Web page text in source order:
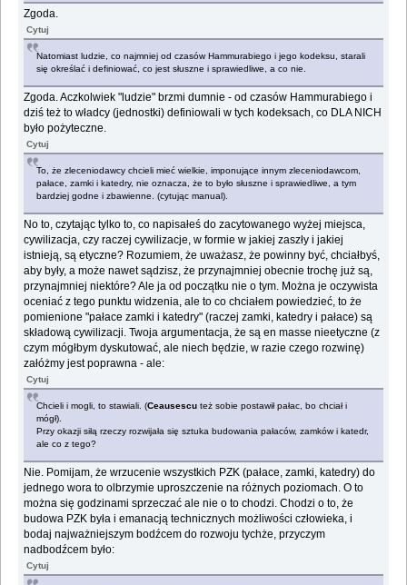
Zgoda.
Cytuj
Natomiast ludzie, co najmniej od czasów Hammurabiego i jego kodeksu, starali
się określać i definiować, co jest słuszne i sprawiedliwe, a co nie.
Zgoda. Aczkolwiek "ludzie" brzmi dumnie - od czasów Hammurabiego i
dziś też to władcy (jednostki) definiowali w tych kodeksach, co DLA NICH
było pożyteczne.
Cytuj
To, że zleceniodawcy chcieli mieć wielkie, imponujące innym zleceniodawcom,
pałace, zamki i katedry, nie oznacza, że to było słuszne i sprawiedliwe, a tym
bardziej godne i zbawienne. (cytując manual).
No to, czytając tylko to, co napisałeś do zacytowanego wyżej miejsca,
cywilizacja, czy raczej cywilizacje, w formie w jakiej zaszły i jakiej
istnieją, są etyczne? Rozumiem, że uważasz, że powinny być, chciałbyś,
aby były, a może nawet sądzisz, że przynajmniej obecnie trochę już są,
przynajmniej niektóre? Ale ja od początku nie o tym. Można je oczywista
oceniać z tego punktu widzenia, ale to co chciałem powiedzieć, to że
pomienione "pałace zamki i katedry" (raczej zamki, katedry i pałace) są
składową cywilizacji. Twoja argumentacja, że są en masse nieetyczne (z
czym mógłbym dyskutować, ale niech będzie, w razie czego rozwinę)
załóżmy jest poprawna - ale:
Cytuj
Chcieli i mogli, to stawiali. (Ceausescu też sobie postawił pałac, bo chciał i
mógł).
Przy okazji siłą rzeczy rozwijała się sztuka budowania pałaców, zamków i katedr,
ale co z tego?
Nie. Pomijam, że wrzucenie wszystkich PZK (pałace, zamki, katedry) do
jednego wora to olbrzymie uproszczenie na różnych poziomach. O to
można się godzinami sprzeczać ale nie o to chodzi. Chodzi o to, że
budowa PZK była i emanacją technicznych możliwości człowieka, i
bodaj najważniejszym bodźcem do rozwoju tychże, przyczym
nadbodźcem było:
Cytuj